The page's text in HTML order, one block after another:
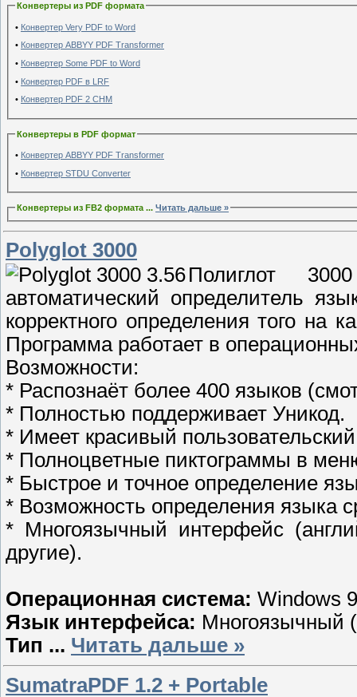
Конвертеры из PDF формата
• Конвертер Very PDF to Word
• Конвертер ABBYY PDF Transformer
• Конвертер Some PDF to Word
• Конвертер PDF в LRF
• Конвертер PDF 2 CHM
Конвертеры в PDF формат
• Конвертер ABBYY PDF Transformer
• Конвертер STDU Converter
Конвертеры из FB2 формата ... Читать дальше »
Polyglot 3000
Полиглот
автоматический определитель
корректного определения того на
Программа работает в
Возможности:
* Распознаёт более 400 языков
* Полностью поддерживает Уникод.
* Имеет красивый
* Полноцветные пиктограммы в
* Быстрое и точное определение
* Возможность определения языка
* Многоязычный интерфейс
другие).
Операционная система: Windows
Язык интерфейса: Многоязычный
Тип ... Читать дальше »
SumatraPDF 1.2 + Portable